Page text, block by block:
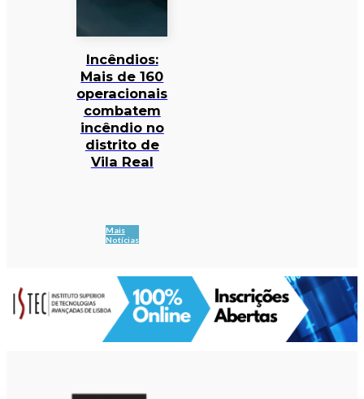
Incêndios:
Mais de 160
operacionais
combatem
incêndio no
distrito de
Vila Real
Mais
Notícias